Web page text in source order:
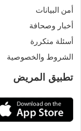
أمن البيانات
أخبار وصحافة
أسئلة متكررة
الشروط والخصوصية
تطبيق المريض